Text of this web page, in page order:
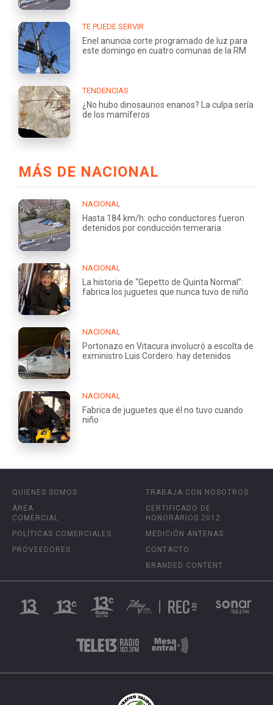
TE PUEDE SERVIR
Enel anuncia corte programado de luz para
este domingo en cuatro comunas de la RM
TENDENCIAS
¿No hubo dinosaurios enanos? La culpa sería
de los mamíferos
MÁS DE NACIONAL
NACIONAL
Hasta 184 km/h: ocho conductores fueron
detenidos por conducción temeraria
NACIONAL
La historia de “Gepetto de Quinta Normal”:
fabrica los juguetes que nunca tuvo de niño
NACIONAL
Portonazo en Vitacura involucró a escolta de
exministro Luis Cordero: hay detenidos
NACIONAL
Fabrica de juguetes que él no tuvo cuando
niño
QUIÉNES SOMOS
ÁREA
COMERCIAL
POLÍTICAS COMERCIALES
PROVEEDORES
TRABAJA CON NOSOTROS
CERTIFICADO DE
HONORARIOS 2012
MEDICIÓN ANTENAS
CONTACTO
BRANDED CONTENT